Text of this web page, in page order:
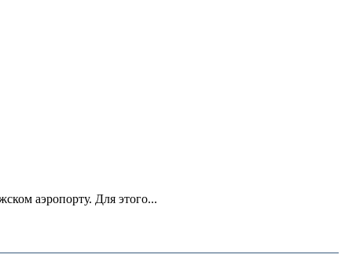
аэропорту. Для этого...